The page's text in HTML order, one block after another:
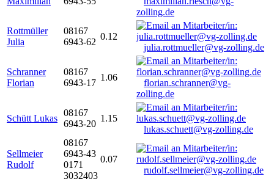
zolling.de
Rottmüller
Julia
08167
6943-62
0.12
julia.rottmueller@vg-zolling.de
Schranner
Florian
08167
6943-17
1.06
florian.schranner@vg-
zolling.de
Schütt Lukas
08167
6943-20
1.15
lukas.schuett@vg-zolling.de
Sellmeier
Rudolf
08167
6943-43
0171
3032403
0.07
rudolf.sellmeier@vg-zolling.de